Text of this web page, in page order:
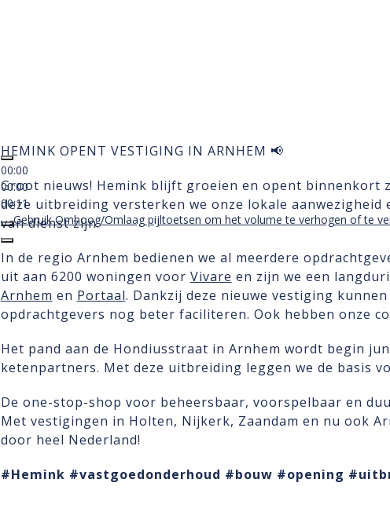
00:00
00:00
00:11
Gebruik Omhoog/Omlaag pijltoetsen om het volume te verhogen of te
HEMINK OPENT VESTIGING IN ARNHEM 📢
Groot nieuws! Hemink blijft groeien en opent binnenkort
deze uitbreiding versterken we onze lokale
van dienst zijn.
In de regio Arnhem bedienen we al meerdere
uit aan 6200 woningen voor Vivare en zijn we een
Arnhem en Portaal. Dankzij deze nieuwe vestiging
opdrachtgevers nog beter faciliteren. Ook hebben onze
Het pand aan de Hondiusstraat in Arnhem wordt begin
ketenpartners. Met deze uitbreiding leggen we de basis
De one-stop-shop voor beheersbaar, voorspelbaar en
Met vestigingen in Holten, Nijkerk, Zaandam en nu ook
door heel Nederland!
#Hemink #vastgoedonderhoud #bouw #opening